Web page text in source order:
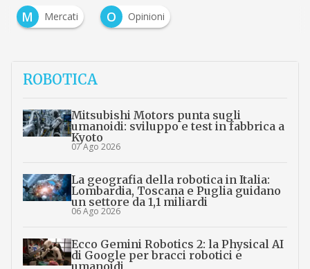
M
Mercati O Opinioni
ROBOTICA
Mitsubishi Motors punta sugli
umanoidi: sviluppo e test in fabbrica a
Kyoto
07 Ago 2026
La geografia della robotica in Italia:
Lombardia, Toscana e Puglia guidano
un settore da 1,1 miliardi
06 Ago 2026
Ecco Gemini Robotics 2: la Physical AI
di Google per bracci robotici e
umanoidi